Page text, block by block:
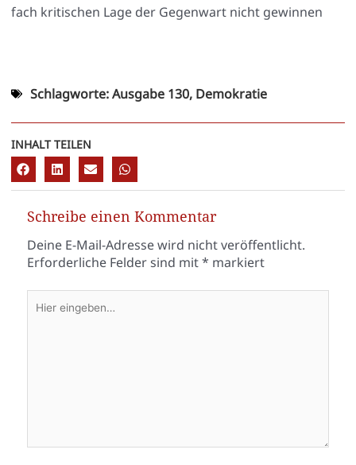
fach kri­ti­schen Lage der Gegen­wart nicht gewin­nen
Schlagworte:Ausgabe 130, Demokratie
INHALT TEILEN
Schreibe einen Kommentar
Deine E-Mail-Adresse wird nicht veröffentlicht.
Erforderliche Felder sind mit* markiert
eingeben…